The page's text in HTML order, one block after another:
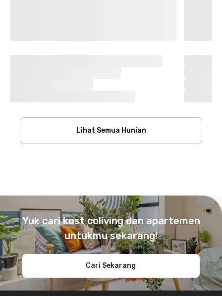
Lihat Semua Hunian
Yuk cari kost coliving dan apartemen
untukmu sekarang!
Cari Sekarang